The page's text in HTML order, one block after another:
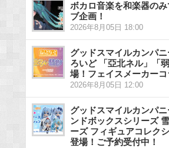
ボカロ音楽を和楽器の
ブ企画！
2026年8月05日 18:00
グッドスマイルカンパ
ろいど 「亞北ネル」「
場！フェイスメーカーコ
2026年8月05日 12:00
グッドスマイルカンパ
ンドボックスシリーズ
ーズ フィギュアコレク
登場！ご予約受付中！